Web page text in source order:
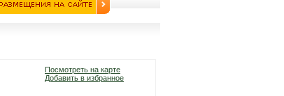
Посмотреть на карте
Добавить в избранное